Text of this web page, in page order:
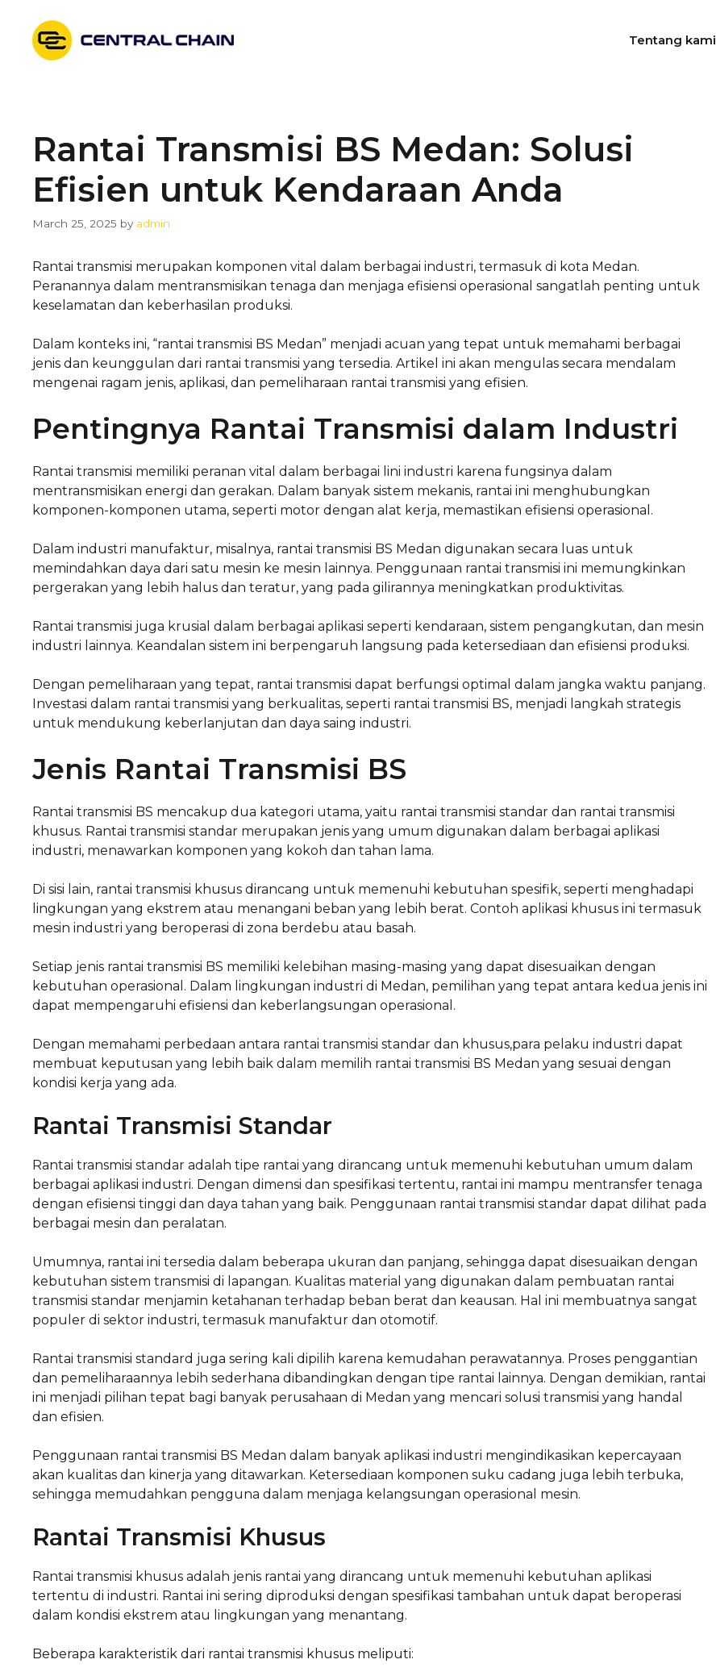
content
Tentang kami
Rantai Transmisi BS Medan: Solusi
Efisien untuk Kendaraan Anda
March 25, 2025 by admin
Rantai transmisi merupakan komponen vital dalam berbagai industri, termasuk di kota Medan.
Peranannya dalam mentransmisikan tenaga dan menjaga efisiensi operasional sangatlah penting untuk
keselamatan dan keberhasilan produksi.
Dalam konteks ini, “rantai transmisi BS Medan” menjadi acuan yang tepat untuk memahami berbagai
jenis dan keunggulan dari rantai transmisi yang tersedia. Artikel ini akan mengulas secara mendalam
mengenai ragam jenis, aplikasi, dan pemeliharaan rantai transmisi yang efisien.
Pentingnya Rantai Transmisi dalam Industri
Rantai transmisi memiliki peranan vital dalam berbagai lini industri karena fungsinya dalam
mentransmisikan energi dan gerakan. Dalam banyak sistem mekanis, rantai ini menghubungkan
komponen-komponen utama, seperti motor dengan alat kerja, memastikan efisiensi operasional.
Dalam industri manufaktur, misalnya, rantai transmisi BS Medan digunakan secara luas untuk
memindahkan daya dari satu mesin ke mesin lainnya. Penggunaan rantai transmisi ini memungkinkan
pergerakan yang lebih halus dan teratur, yang pada gilirannya meningkatkan produktivitas.
Rantai transmisi juga krusial dalam berbagai aplikasi seperti kendaraan, sistem pengangkutan, dan mesin
industri lainnya. Keandalan sistem ini berpengaruh langsung pada ketersediaan dan efisiensi produksi.
Dengan pemeliharaan yang tepat, rantai transmisi dapat berfungsi optimal dalam jangka waktu panjang.
Investasi dalam rantai transmisi yang berkualitas, seperti rantai transmisi BS, menjadi langkah strategis
untuk mendukung keberlanjutan dan daya saing industri.
Jenis Rantai Transmisi BS
Rantai transmisi BS mencakup dua kategori utama, yaitu rantai transmisi standar dan rantai transmisi
khusus. Rantai transmisi standar merupakan jenis yang umum digunakan dalam berbagai aplikasi
industri, menawarkan komponen yang kokoh dan tahan lama.
Di sisi lain, rantai transmisi khusus dirancang untuk memenuhi kebutuhan spesifik, seperti menghadapi
lingkungan yang ekstrem atau menangani beban yang lebih berat. Contoh aplikasi khusus ini termasuk
mesin industri yang beroperasi di zona berdebu atau basah.
Setiap jenis rantai transmisi BS memiliki kelebihan masing-masing yang dapat disesuaikan dengan
kebutuhan operasional. Dalam lingkungan industri di Medan, pemilihan yang tepat antara kedua jenis ini
dapat mempengaruhi efisiensi dan keberlangsungan operasional.
Dengan memahami perbedaan antara rantai transmisi standar dan khusus,para pelaku industri dapat
membuat keputusan yang lebih baik dalam memilih rantai transmisi BS Medan yang sesuai dengan
kondisi kerja yang ada.
Rantai Transmisi Standar
Rantai transmisi standar adalah tipe rantai yang dirancang untuk memenuhi kebutuhan umum dalam
berbagai aplikasi industri. Dengan dimensi dan spesifikasi tertentu, rantai ini mampu mentransfer tenaga
dengan efisiensi tinggi dan daya tahan yang baik. Penggunaan rantai transmisi standar dapat dilihat pada
berbagai mesin dan peralatan.
Umumnya, rantai ini tersedia dalam beberapa ukuran dan panjang, sehingga dapat disesuaikan dengan
kebutuhan sistem transmisi di lapangan. Kualitas material yang digunakan dalam pembuatan rantai
transmisi standar menjamin ketahanan terhadap beban berat dan keausan. Hal ini membuatnya sangat
populer di sektor industri, termasuk manufaktur dan otomotif.
Rantai transmisi standard juga sering kali dipilih karena kemudahan perawatannya. Proses penggantian
dan pemeliharaannya lebih sederhana dibandingkan dengan tipe rantai lainnya. Dengan demikian, rantai
ini menjadi pilihan tepat bagi banyak perusahaan di Medan yang mencari solusi transmisi yang handal
dan efisien.
Penggunaan rantai transmisi BS Medan dalam banyak aplikasi industri mengindikasikan kepercayaan
akan kualitas dan kinerja yang ditawarkan. Ketersediaan komponen suku cadang juga lebih terbuka,
sehingga memudahkan pengguna dalam menjaga kelangsungan operasional mesin.
Rantai Transmisi Khusus
Rantai transmisi khusus adalah jenis rantai yang dirancang untuk memenuhi kebutuhan aplikasi
tertentu di industri. Rantai ini sering diproduksi dengan spesifikasi tambahan untuk dapat beroperasi
dalam kondisi ekstrem atau lingkungan yang menantang.
Beberapa karakteristik dari rantai transmisi khusus meliputi: